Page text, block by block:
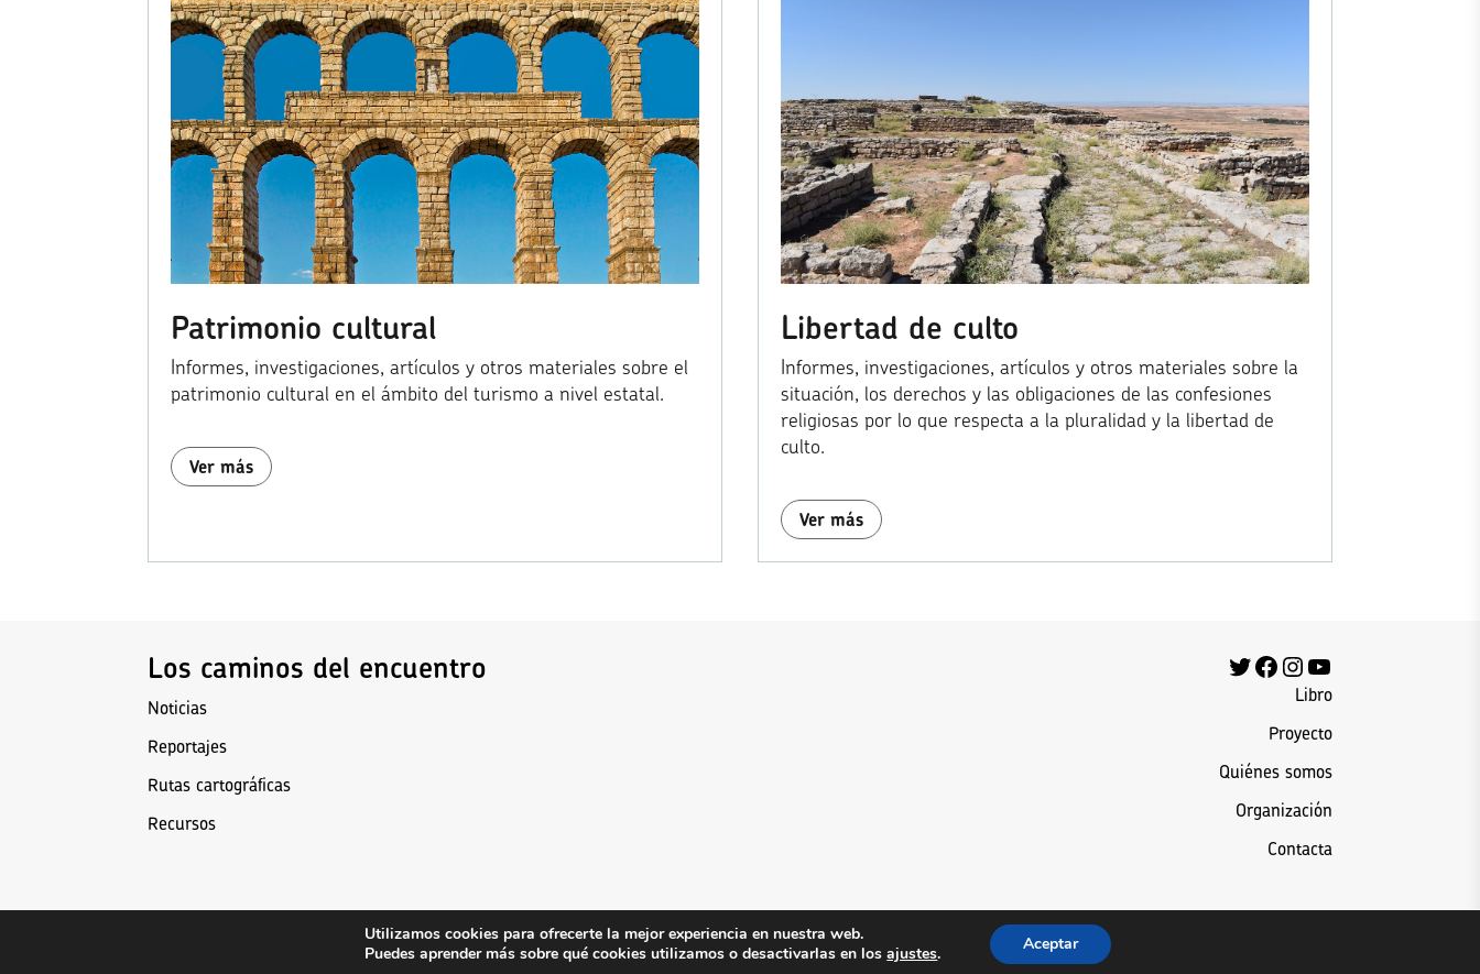
Patrimonio cultural
Informes, investigaciones, artículos y otros materiales sobre el
patrimonio cultural en el ámbito del turismo a nivel estatal.
Ver más
Libertad de culto
Informes, investigaciones, artículos y otros materiales sobre la
situación, los derechos y las obligaciones de las confesiones
religiosas por lo que respecta a la pluralidad y la libertad de
culto.
Ver más
Los caminos del encuentro
Noticias
Reportajes
Rutas cartográficas
Recursos
Twitter
Facebook
Instagram
YouTube
Libro
Proyecto
Quiénes somos
Organización
Contacta
Gabinete de Comunicación y Educación 2023
Utilizamos cookies para ofrecerte la mejor experiencia en nuestra web.
Puedes aprender más sobre qué cookies utilizamos o desactivarlas en losajustes. Aceptar